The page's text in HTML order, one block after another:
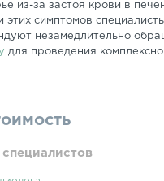
из-за застоя крови в
этих симптомов
незамедлительно
для проведения